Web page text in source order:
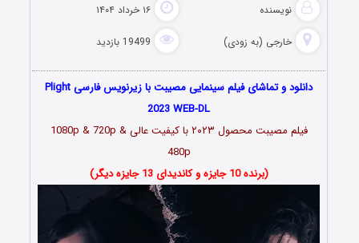
نویسنده ۱۶ خرداد ۱۴۰۴
خارجی (به زودی) 19499 بازدید
دانلود و تماشای فیلم سینمایی مصیبت با زیرنویس فارسی Plight
2023 WEB-DL
فیلم مصیبت محصول ۲۰۲۳ با کیفیت عالی 1080p & 720p &
480p
(برنده 10 جایزه و کاندیدای 13 جایزه دیگر)